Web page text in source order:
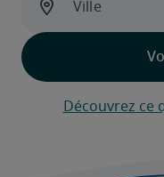
Découvrez ce